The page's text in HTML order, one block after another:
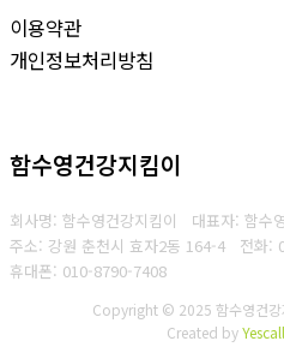
이용약관
개인정보처리방침
함수영건강지킴이
회사명: 함수영건강지킴이 대표자: 함수
주소: 강원 춘천시 효자2동 164-4 전화:
휴대폰: 010-8790-7408
Copyright © 2025 함수영건강
Created by